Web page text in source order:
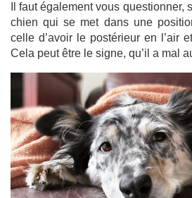
Il faut également vous questionner,
chien qui se met dans une
celle d’avoir le postérieur en l’air
Cela peut être le signe, qu’il a mal